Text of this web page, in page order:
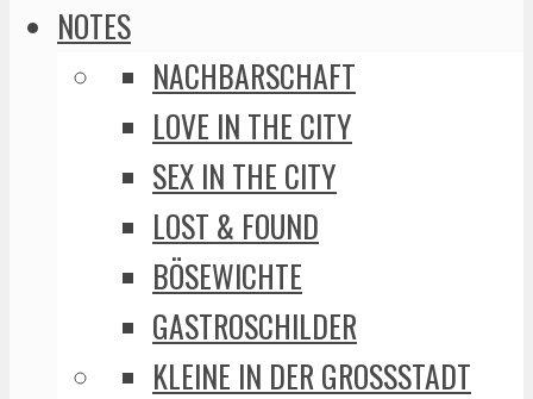
NOTES
NACHBARSCHAFT
LOVE IN THE CITY
SEX IN THE CITY
LOST & FOUND
BÖSEWICHTE
GASTROSCHILDER
KLEINE IN DER GROSSSTADT